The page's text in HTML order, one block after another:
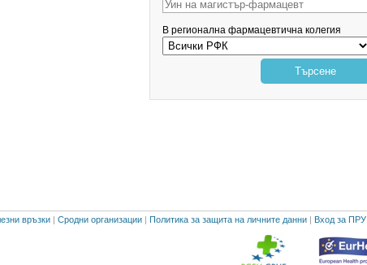
В регионална фармацевтична колегия
Търсене
връзки | Сродни организации | Политика за защита на личните данни | Вход за ПРУ